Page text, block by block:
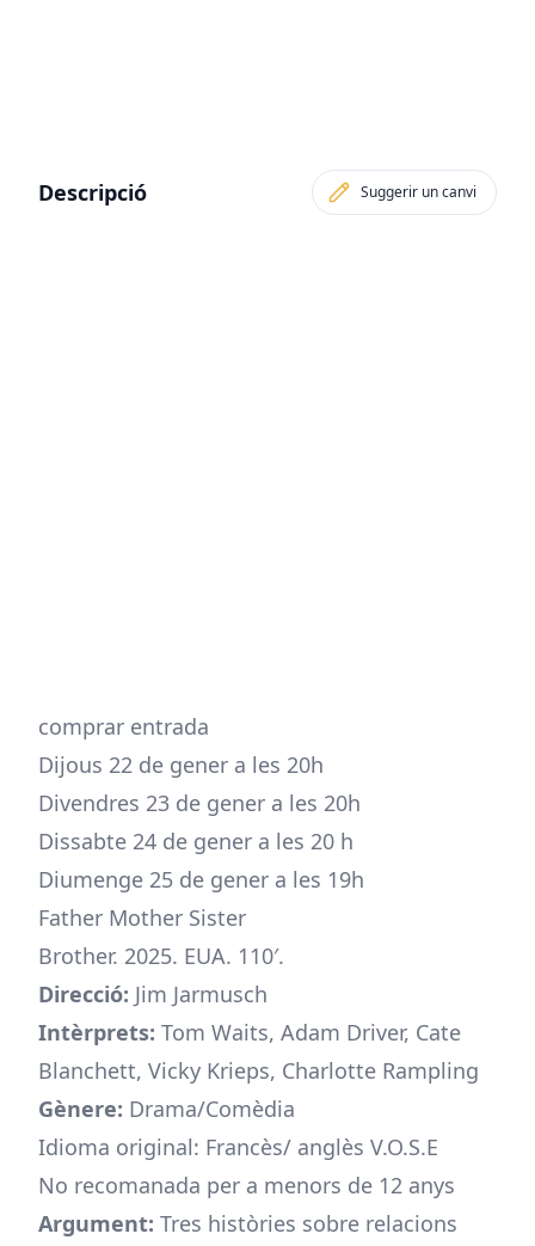
Descripció Suggerir un canvi
comprar entrada
Dijous 22 de gener a les 20h
Divendres 23 de gener a les 20h
Dissabte 24 de gener a les 20 h
Diumenge 25 de gener a les 19h
Father Mother Sister
Brother. 2025. EUA. 110′.
Direcció: Jim Jarmusch
Intèrprets: Tom Waits, Adam Driver, Cate
Blanchett, Vicky Krieps, Charlotte Rampling
Gènere: Drama/Comèdia
Idioma original: Francès/ anglès V.O.S.E
No recomanada per a menors de 12 anys
Argument: Tres històries sobre relacions